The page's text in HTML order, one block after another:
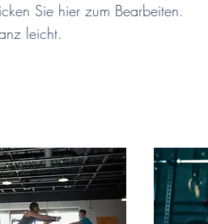
Sie hier zum Bearbeiten.
leicht.